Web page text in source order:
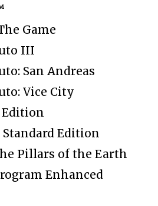
Game
III
San Andreas
Vice City
Edition
Edition
Pillars of the Earth
Enhanced